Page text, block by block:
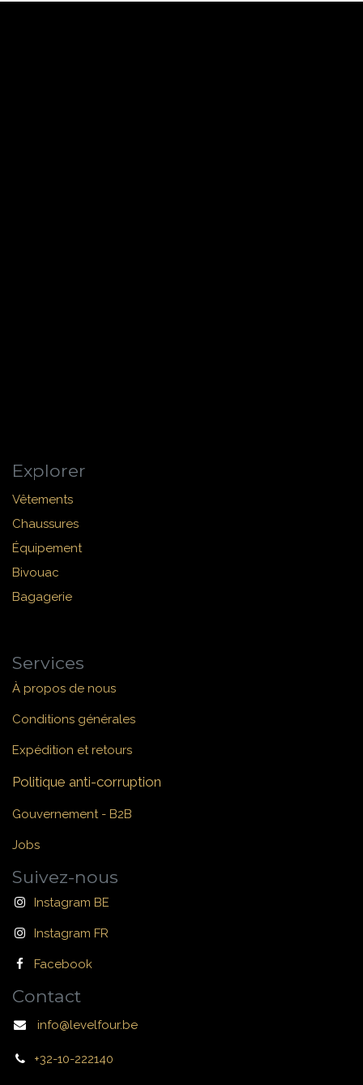
Explorer
Vêtements
Chaussures
Équipement
Bivouac
Bagagerie
Services
À propos de nous
Conditions générales
Expédition et retours
Politique anti-corruption
Gouvernement - B2B
Jobs
Suivez-nous
Instagram BE
Instagram FR
Facebook
Contact
info@levelfour.be
+32-10-222140